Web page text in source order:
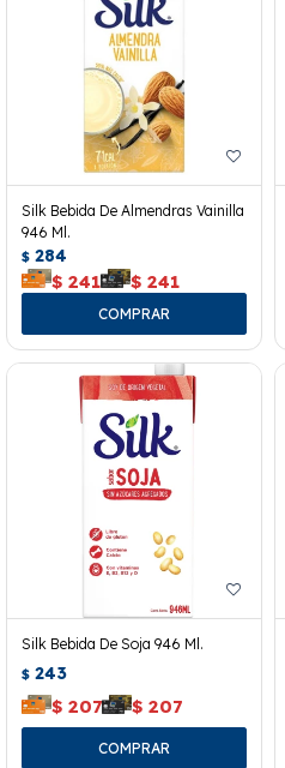
Silk Bebida De Almendras Vainilla
946 Ml.
$ 284
$ 241 $ 241
Silk Bebida De Soja 946 Ml.
$ 243
$ 207 $ 207